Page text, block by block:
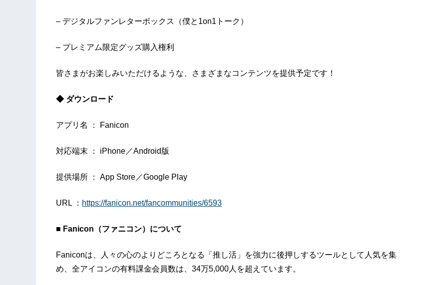
– デジタルファンレターボックス（僕と1on1トーク）
– プレミアム限定グッズ購入権利
皆さまがお楽しみいただけるような、さまざまなコンテンツを提供予定です！
◆ ダウンロード
アプリ名 ： Fanicon
対応端末 ： iPhone／Android版
提供場所 ： App Store／Google Play
URL ： https://fanicon.net/fancommunities/6593
■ Fanicon（ファニコン）について
Faniconは、人々の心のよりどころとなる「推し活」を強力に後押しするツールとして人気を集
め、全アイコンの有料課金会員数は、34万5,000人を超えています。